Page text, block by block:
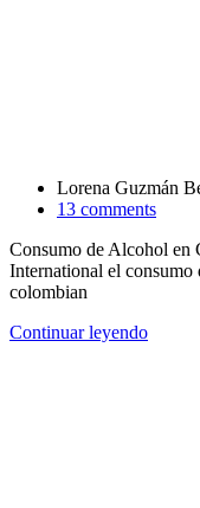
Lorena Guzmán
13 comments
Consumo de Alcohol en
International el consumo
colombian
Continuar leyendo